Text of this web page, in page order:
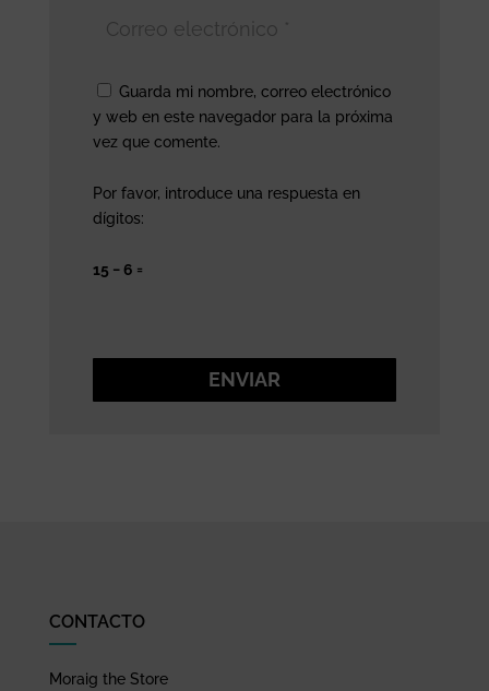
Guarda mi nombre, correo electrónico
y web en este navegador para la próxima
vez que comente.
Por favor, introduce una respuesta en
dígitos:
15 − 6 =
ENVIAR
CONTACTO
Moraig the Store